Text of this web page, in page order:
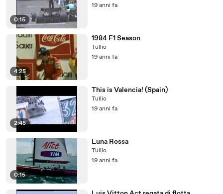
0:15
19 anni fa
4:25
1984 F1 Season
Tullio
19 anni fa
2:45
This is Valencia! (Spain)
Tullio
19 anni fa
0:15
Luna Rossa
Tullio
19 anni fa